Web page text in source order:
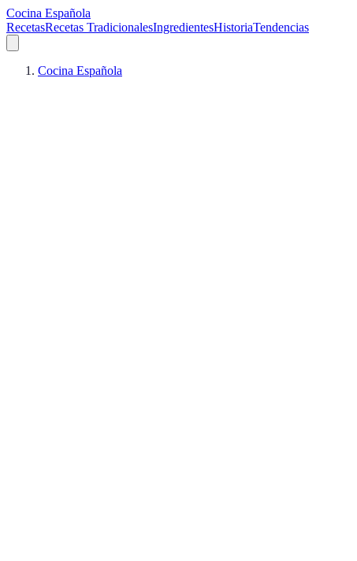
Cocina Española
RecetasRecetas TradicionalesIngredientesHistoriaTendencias
Cocina Española